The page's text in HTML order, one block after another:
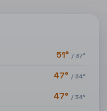
51° / 37°
47° / 34°
47° / 34°